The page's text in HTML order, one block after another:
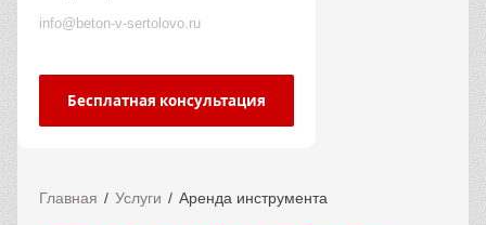
info@beton-v-sertolovo.ru
Бесплатная консультация
Главная Услуги Аренда инструмента